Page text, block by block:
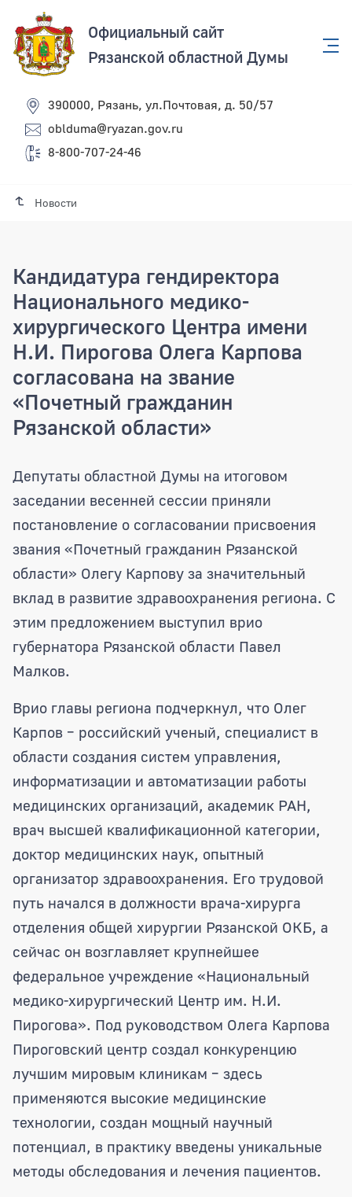
Официальный сайт
Рязанской областной Думы
390000, Рязань, ул.Почтовая, д. 50/57
oblduma@ryazan.gov.ru
8-800-707-24-46
Новости
Кандидатура гендиректора
Национального медико-
хирургического Центра имени
Н.И. Пирогова Олега Карпова
согласована на звание
«Почетный гражданин
Рязанской области»
Кандидатура гендиректора
Депутаты областной Думы на итоговом
заседании весенней сессии приняли
постановление о согласовании присвоения
звания «Почетный гражданин Рязанской
области» Олегу Карпову за значительный
вклад в развитие здравоохранения региона. С
этим предложением выступил врио
губернатора Рязанской области Павел
Малков.
Врио главы региона подчеркнул, что Олег
Карпов – российский ученый, специалист в
области создания систем управления,
информатизации и автоматизации работы
медицинских организаций, академик РАН,
врач высшей квалификационной категории,
доктор медицинских наук, опытный
организатор здравоохранения. Его трудовой
путь начался в должности врача-хирурга
отделения общей хирургии Рязанской ОКБ, а
сейчас он возглавляет крупнейшее
федеральное учреждение «Национальный
медико-хирургический Центр им. Н.И.
Пирогова». Под руководством Олега Карпова
Пироговский центр создал конкуренцию
лучшим мировым клиникам – здесь
применяются высокие медицинские
технологии, создан мощный научный
потенциал, в практику введены уникальные
методы обследования и лечения пациентов.